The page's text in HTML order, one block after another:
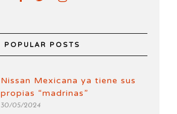
POPULAR POSTS
Nissan Mexicana ya tiene sus
propias “madrinas”
30/05/2024